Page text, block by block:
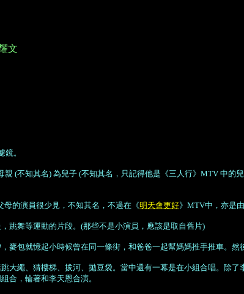
文
。
(不知其名) 為兒子 (不知其名，只記得他是 《三人行》 MTV 中的
的演員很少見，不知其名，不過在《明天會更好》MTV中，亦是
跳舞等運動的片段。 (那些不是小演員，應該是取自舊片)
麥包就憶起小時候曾在同一條街，和爸爸一起幫媽媽推手推車。
大繩、猜樓梯、拔河、拋豆袋。當中還有一幕是在小組合唱。
合，輪著和李天恩合演。